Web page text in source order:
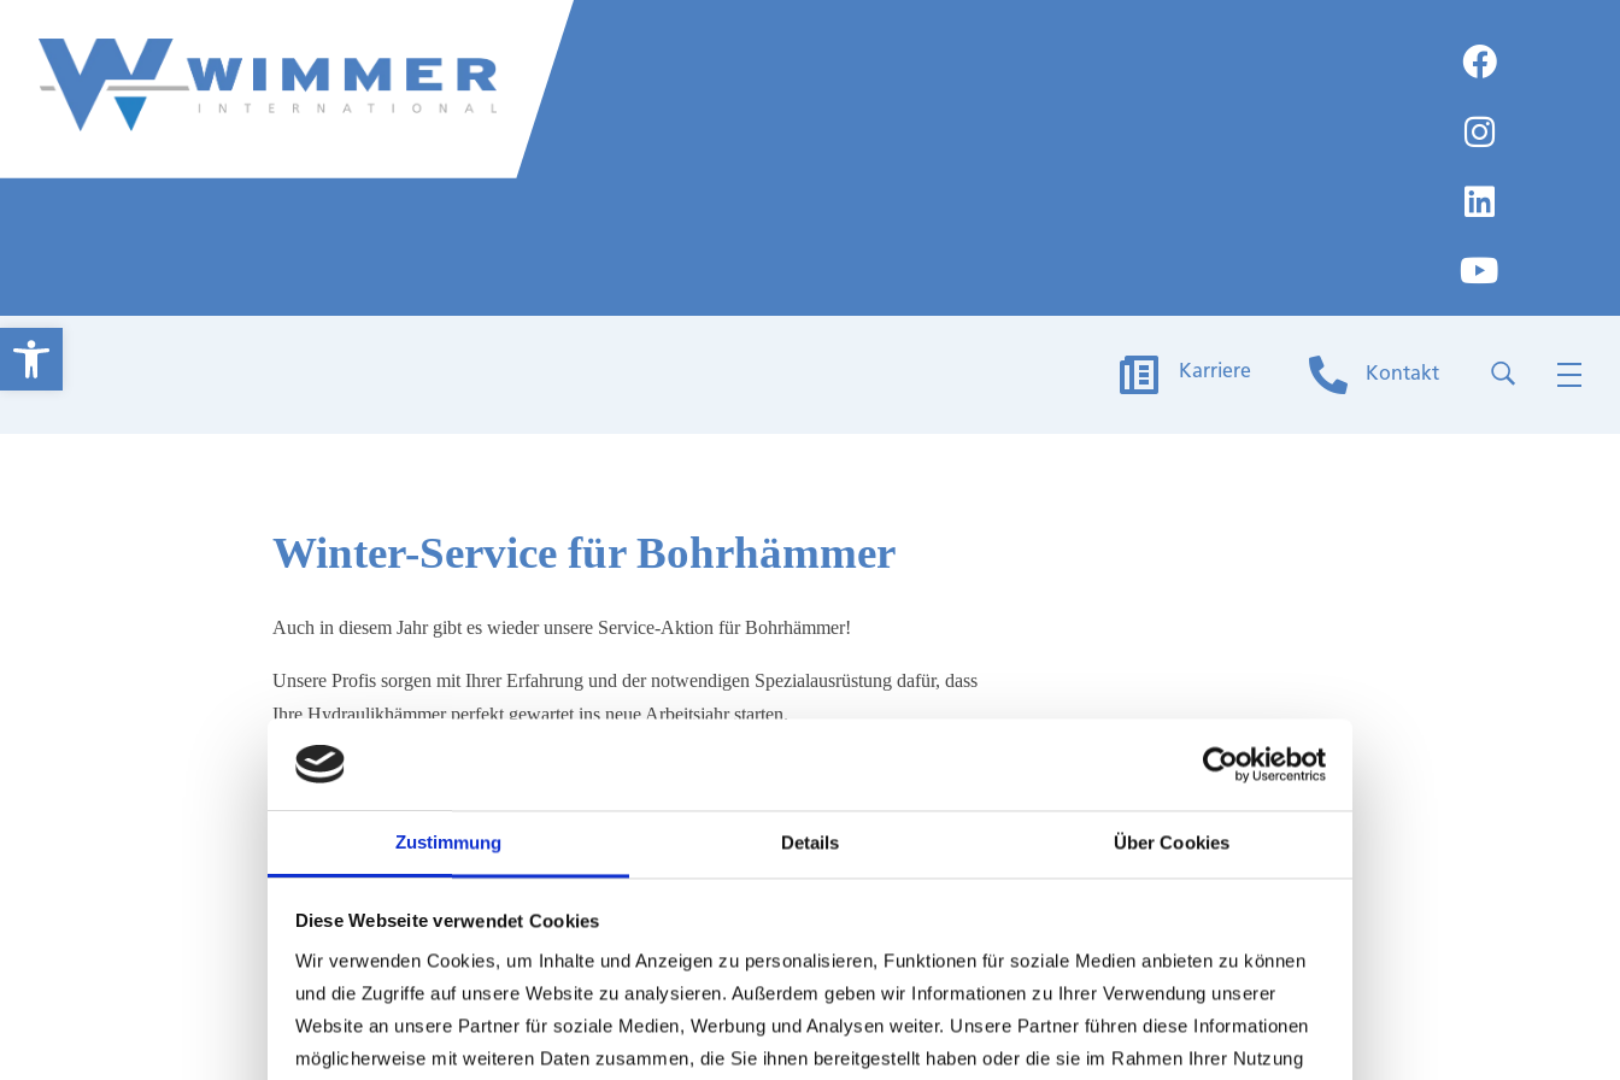
Open toolbar
Zustimmung Details Über Cookies
Diese Webseite verwendet Cookies
Wir verwenden Cookies, um Inhalte und Anzeigen zu personalisieren, Funktionen für soziale Medien anbieten zu können
und die Zugriffe auf unsere Website zu analysieren. Außerdem geben wir Informationen zu Ihrer Verwendung unserer
Website an unsere Partner für soziale Medien, Werbung und Analysen weiter. Unsere Partner führen diese Informationen
möglicherweise mit weiteren Daten zusammen, die Sie ihnen bereitgestellt haben oder die sie im Rahmen Ihrer Nutzung
Karriere Kontakt
Winter-Service für Bohrhämmer
Auch in diesem Jahr gibt es wieder unsere Service-Aktion für Bohrhämmer!
Unsere Profis sorgen mit Ihrer Erfahrung und der notwendigen Spezialausrüstung dafür, dass
Ihre Hydraulikhämmer perfekt gewartet ins neue Arbeitsjahr starten.
Welche Servicearbeiten werden durchgeführt?
– Meißel ausbauen und auf Verschleiß prüfen. Falls erforderlich nachspitzen oder ersetzen.
– Meißelführungsbuchsen, Meißelhaltebolzen und deren Sicherungen auf Verschleiß
überprüfen und falls erforderlich tauschen.
– Aufnahmeplatte abschrauben, Hammer aus dem Gehäuse herausziehen, alle Teile
reinigen, auf Verschleiß kontrollieren und erforderliche Teile ersetzen.
– Hammerschlagwerk komplett zerlegen, alle Teile reinigen und auf Verschleiß, Risse,
Dichtheit und Funktion überprüfen. Schlagkolben und Thrust Ring kontrollieren und falls